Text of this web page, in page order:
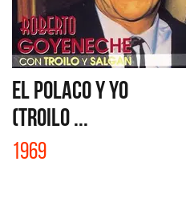
EL POLACO Y YO
(TROILO ...
1969